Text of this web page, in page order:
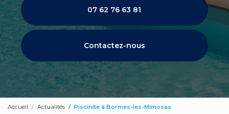
07 62 76 63 81
Contactez-nous
Accueil Actualités Piscinite à Bormes-les-Mimosas